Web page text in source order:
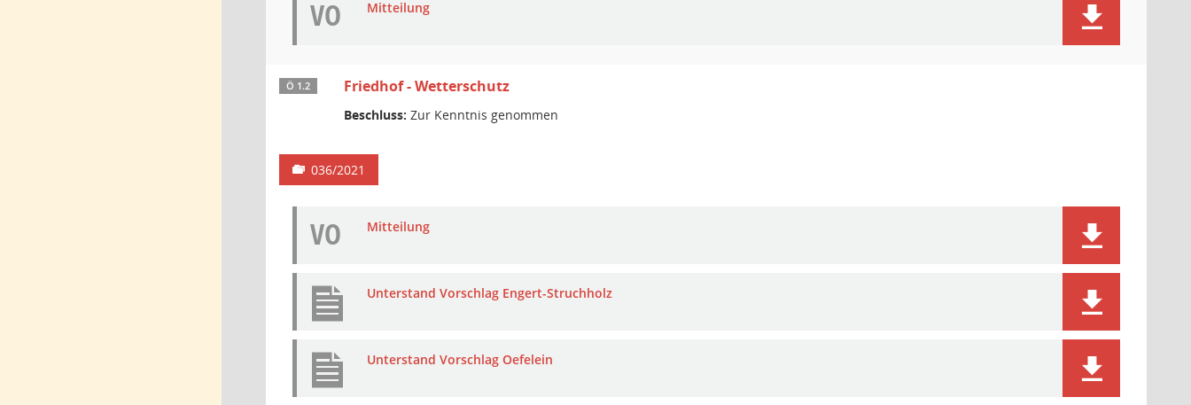
VO Mitteilung
Ö 1.2 Friedhof - Wetterschutz
Beschluss: Zur Kenntnis genommen
036/2021
VO Mitteilung
Unterstand Vorschlag Engert-Struchholz
Unterstand Vorschlag Oefelein